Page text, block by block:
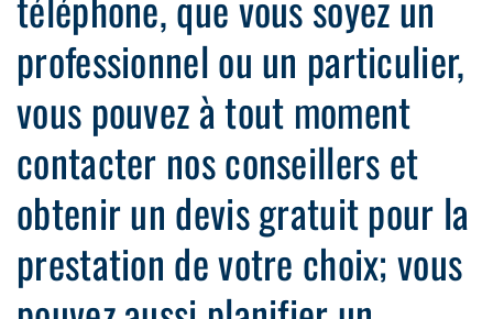
professionnel ou un particulier,
vous pouvez à tout moment
contacter nos conseillers et
obtenir un devis gratuit pour la
prestation de votre choix; vous